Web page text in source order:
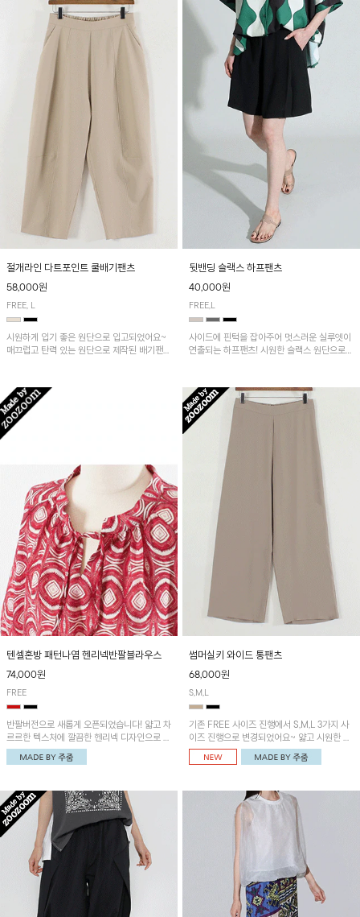
절개라인 다트포인트 쿨배기팬츠
58,000원
FREE, L
시원하게 입기 좋은 원단으로 입고되었어요~
매끄럽고 탄력 있는 원단으로 제작된 배기팬츠
뒷밴딩 슬랙스 하프팬츠
40,000원
FREE,L
사이드에 핀턱을 잡아주어 멋스러운 실루엣이
연출되는 하프팬츠! 시원한 슬랙스 원단으로
텐셀혼방 패턴나염 헨리넥반팔블라우스
74,000원
FREE
반팔버전으로 새롭게 오픈되었습니다! 얇고 차
르르한 텍스처에 깔끔한 헨리넥 디자인으로 제
작된 블라우스예요~볼륨감있는 소매 셔링과
세련된 나염패턴으로 유니크한 매력 UP!
썸머실키 와이드 통팬츠
68,000원
S,M,L
기존 FREE 사이즈 진행에서 S,M,L 3가지 사
이즈 진행으로 변경되었어요~ 얇고 시원한 원
단으로 제작된 와이드팬츠! 베이직한 디자인으
로 코디 활용도가 높은 아이템이에요~